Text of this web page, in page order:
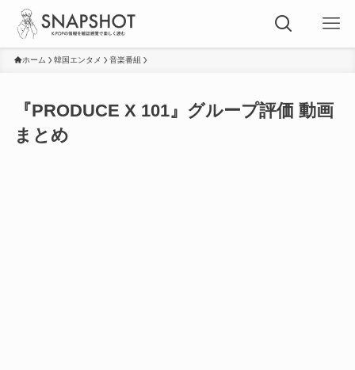
ホーム 韓国エンタメ 音楽番組
『PRODUCE X 101』グループ評価 動画
まとめ